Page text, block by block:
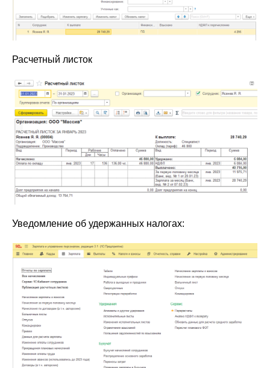
Расчетный листок
Уведомление об удержанных налогах: